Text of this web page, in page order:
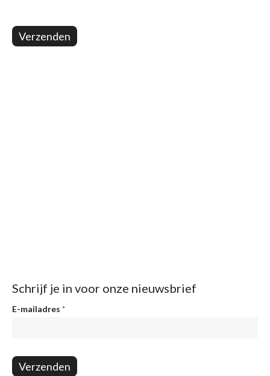
Verzenden
Schrijf je in voor onze nieuwsbrief
Nieuwsbrief
E-mailadres *
Verzenden